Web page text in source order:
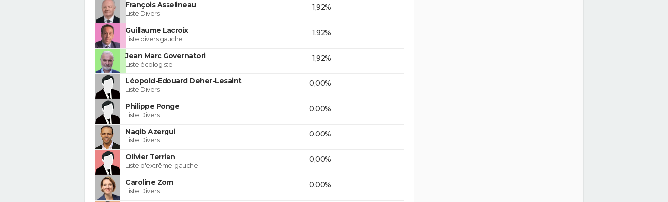
François Asselineau
Liste Divers
1,92%
Guillaume Lacroix
Liste divers gauche
1,92%
Jean Marc Governatori
Liste écologiste
1,92%
Léopold-Edouard Deher-Lesaint
Liste Divers
0,00%
Philippe Ponge
Liste Divers
0,00%
Nagib Azergui
Liste Divers
0,00%
Olivier Terrien
Liste d'extrême-gauche
0,00%
Caroline Zorn
Liste Divers
0,00%